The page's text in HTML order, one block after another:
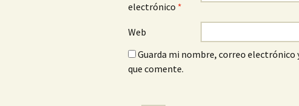
electrónico *
Web
Guarda mi nombre, correo electrónico
que comente.